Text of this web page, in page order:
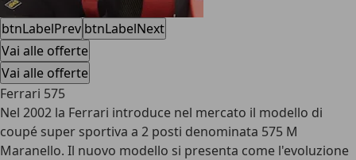
btnLabelPrev btnLabelNext
Vai alle offerte
Vai alle offerte
Ferrari 575
Nel 2002 la Ferrari introduce nel mercato il modello di
coupé super sportiva a 2 posti denominata 575 M
Maranello. Il nuovo modello si presenta come l'evoluzione